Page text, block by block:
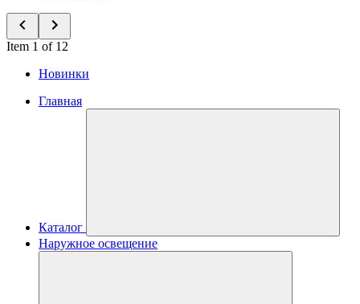
Item 1 of 12
Новинки
Главная
Каталог
Наружное освещение